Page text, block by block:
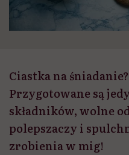
Ciastka na
Przygotowane są
składników, wolne
polepszaczy i
zrobienia w mig!